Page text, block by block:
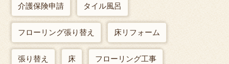
介護保険申請 タイル風呂
フローリング張り替え 床リフォーム
張り替え 床 フローリング工事